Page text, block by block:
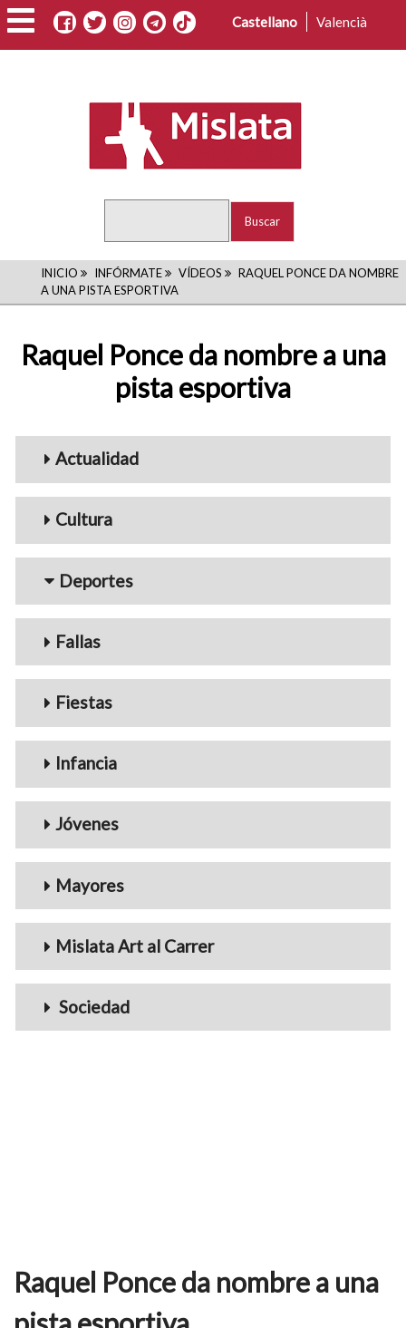
Pasar
al
contenido
Castellano Valencià
RUTA
DE
NAVEGACIÓN
INICIO INFÓRMATE VÍDEOS
RAQUEL PONCE DA NOMBRE
A UNA PISTA ESPORTIVA
Raquel Ponce da nombre a una
pista esportiva
Menu_Videos
Actualidad
Cultura
Deportes
Fallas
Fiestas
Infancia
Jóvenes
Mayores
Mislata Art al Carrer
Sociedad
Raquel Ponce da nombre a una